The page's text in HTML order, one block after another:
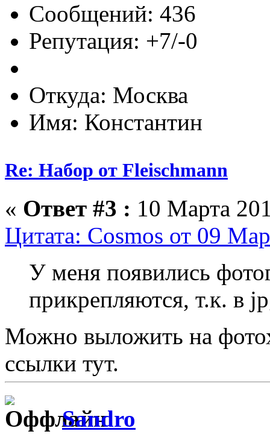
Сообщений: 436
Репутация: +7/-0
Откуда: Москва
Имя: Константин
Re: Набор от Fleischmann
« Ответ #3 : 10 Марта
Цитата: Cosmos от 09
У меня появились
прикрепляются, т.к. в
Можно выложить на
ссылки тут.
Sandro